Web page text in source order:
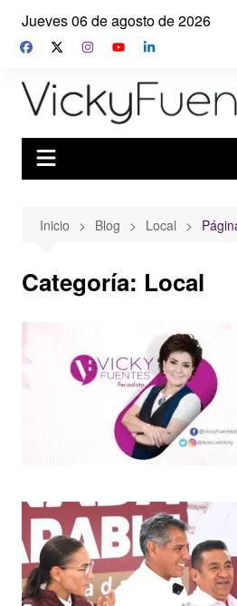
Saltar
contenido
Jueves 06 de agosto de 2026
Inicio Blog Local
Categoría: Local